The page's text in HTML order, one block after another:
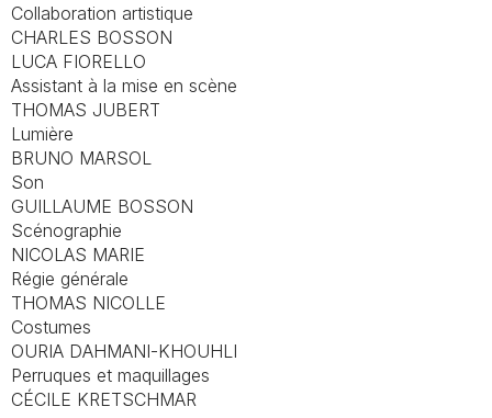
Collaboration artistique
CHARLES BOSSON
LUCA FIORELLO
Assistant à la mise en scène
THOMAS JUBERT
Lumière
BRUNO MARSOL
Son
GUILLAUME BOSSON
Scénographie
NICOLAS MARIE
Régie générale
THOMAS NICOLLE
Costumes
OURIA DAHMANI-KHOUHLI
Perruques et maquillages
CÉCILE KRETSCHMAR